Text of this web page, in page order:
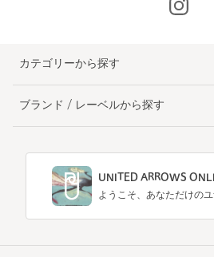
カテゴリーから探す
ブランド / レーベルから探す
UNITED ARROWS
ようこそ、あなただけの